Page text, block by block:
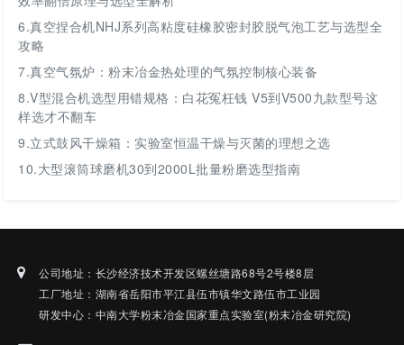
6.真空捏合机NHJ系列高粘度硅橡胶密封胶脱气泡工艺与选型全
攻略
7.真空气氛炉：粉末冶金热处理的气氛控制核心装备
8.V型混合机选型用错规格：白花冤枉钱 V5到V500九款型号这
样选才不翻车
9.立式鼓风干燥箱：实验室恒温干燥与灭菌的理想之选
10.大型滚筒球磨机30到2000L批量粉磨选型指南
公司地址：长沙经济技术开发区螺丝塘路68号2号楼8层
工厂地址：湖南省岳阳市平江县伍市镇华文路伍市工业园
研发中心：中南大学粉末冶金国家重点实验室(粉末冶金研究院)